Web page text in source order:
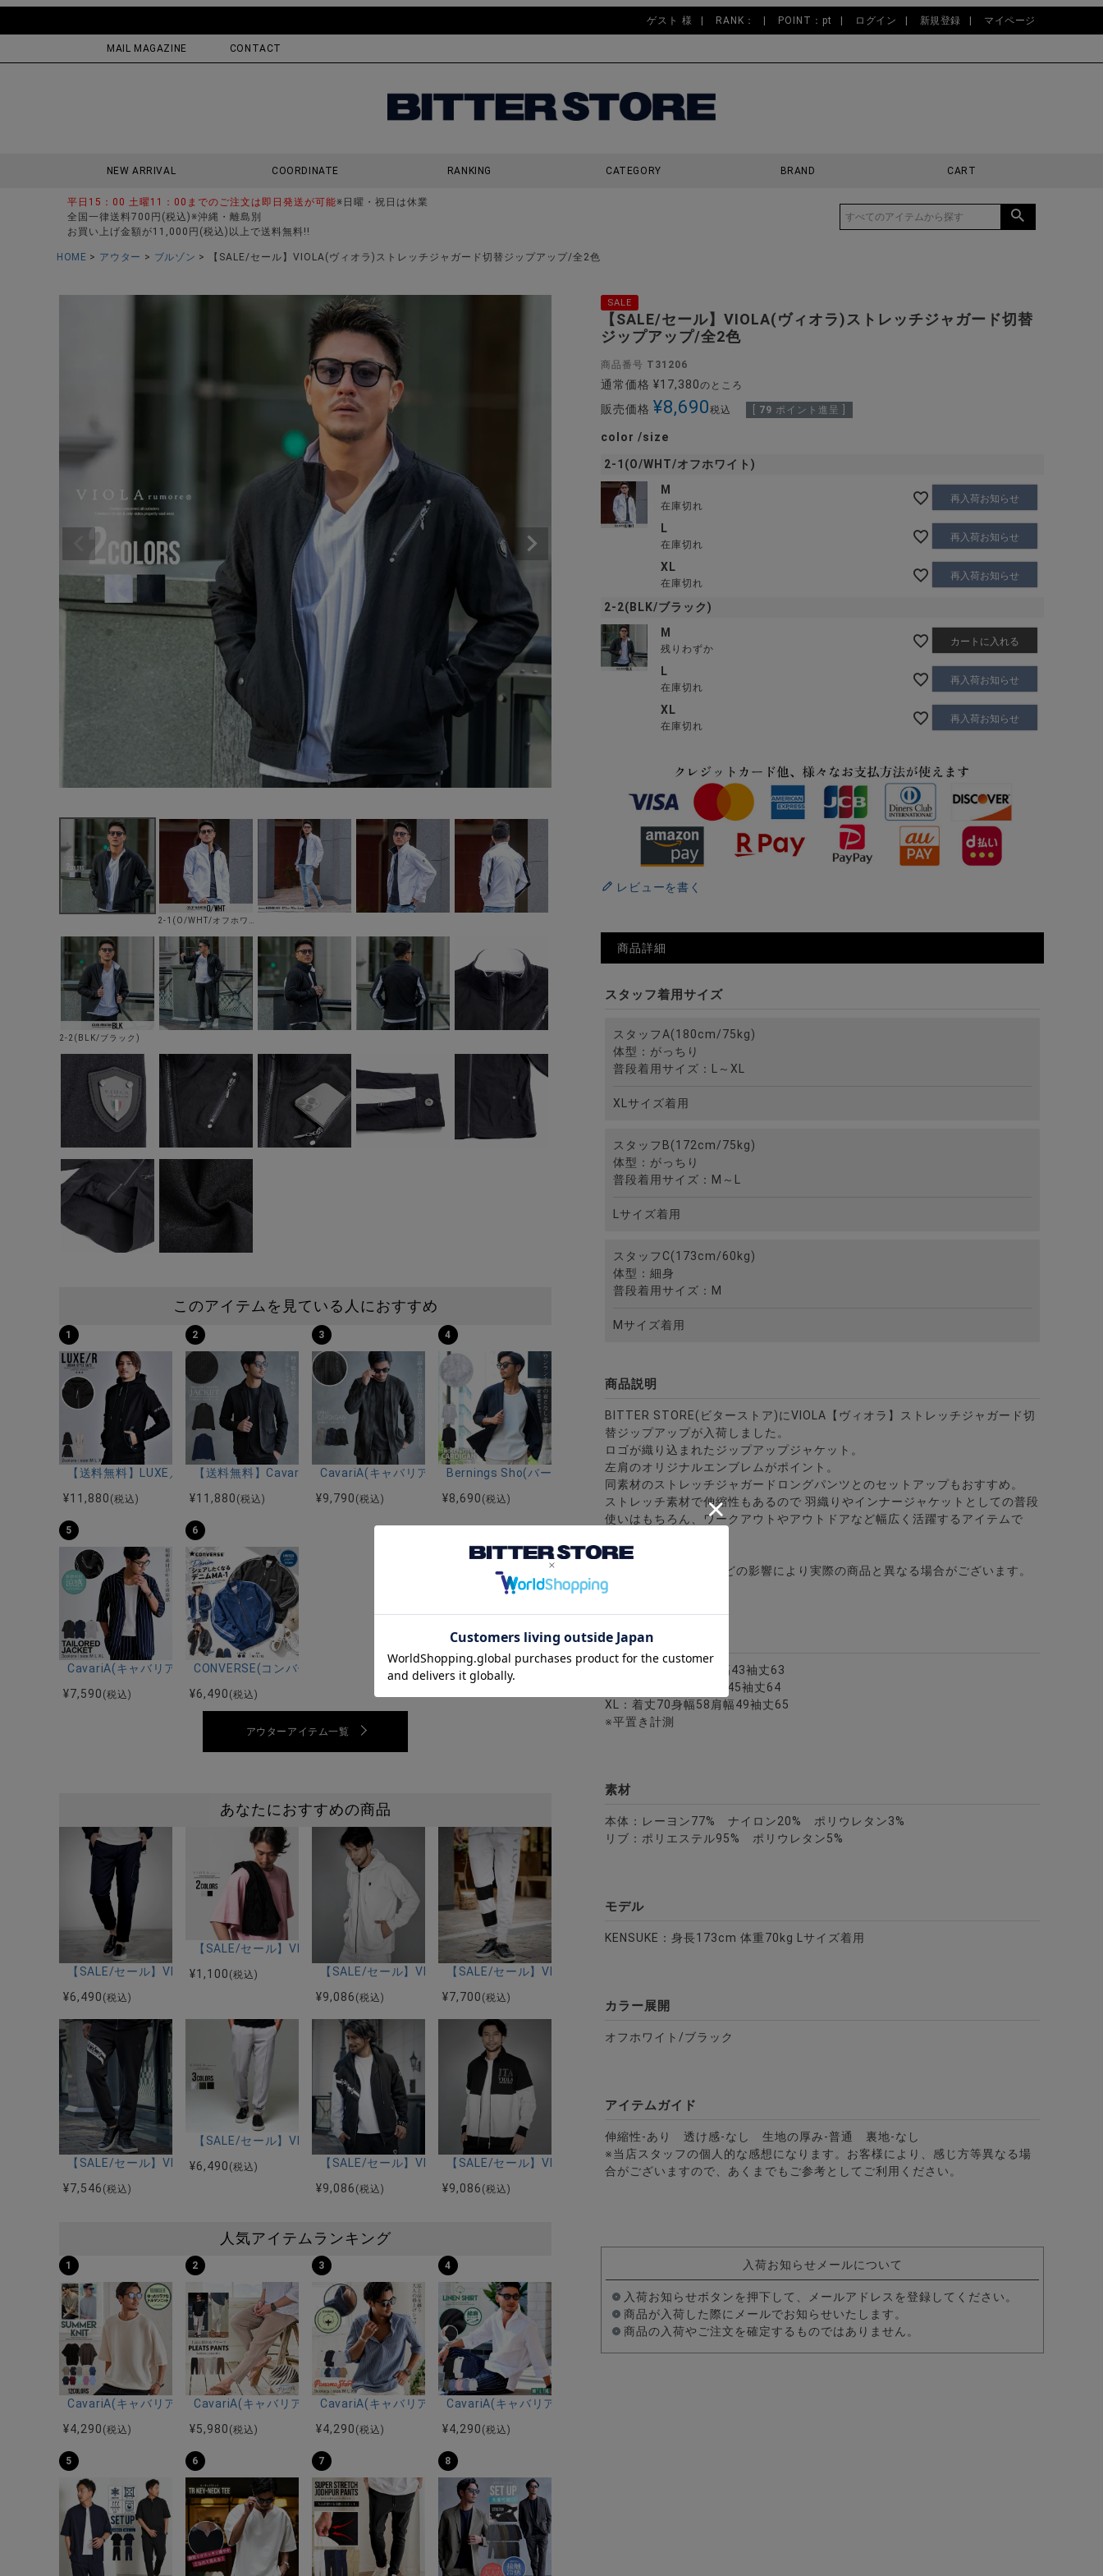
ゲスト 様 RANK： POINT：pt ログイン 新規登録 マイページ
MAIL MAGAZINE CONTACT
NEW ARRIVAL COORDINATE RANKING CATEGORY BRAND CART
平日15：00 土曜11：00までのご注文は即日発送が可能※日曜・祝日は休業
全国一律送料700円(税込)※沖縄・離島別
お買い上げ金額が11,000円(税込)以上で送料無料!!
HOME アウター ブルゾン 【SALE/セール】VIOLA(ヴィオラ)ストレッチジャガード切替ジップアップ/全2色
2-1(O/WHT/オフホワイト)
2-2(BLK/ブラック)
このアイテムを見ている人におすすめ
1
【送料無料】LUXE／R(ラグジュ)ストレッチ裏フリースジップパーカー/全2色
¥11,880 (税込)
2
【送料無料】CavariA(キャバリア)千鳥ジャガードテーラードJKT/全2色
¥11,880 (税込)
3
CavariA(キャバリア)汚し加工ケーブルカーディガン/全3色
¥9,790 (税込)
4
Bernings Sho(バーニングショウ)スモーク柄ノーカラー7分袖カーディガン/全2色
¥8,690 (税込)
5
CavariA(キャバリア)楊柳ストライプ7分袖ジャケット/全3色
¥7,590 (税込)
6
CONVERSE(コンバース)デニムリブブルゾン/全2色
¥6,490 (税込)
アウターアイテム一覧
あなたにおすすめの商品
【SALE/セール】VIOLA(ヴィオラ)カーゴロングパンツ/全2色
¥6,490 (税込)
【SALE/セール】VIOLA(ヴィオラ)パイルジャガードフェイスタオル/全2色
¥1,100 (税込)
【SALE/セール】VIOLA(ヴィオラ)総柄ジャガードパーカー/全2色
¥9,086 (税込)
【SALE/セール】VIOLA(ヴィオラ)スーパーストレッチロングパンツ/全3色
¥7,700 (税込)
【SALE/セール】VIOLA(ヴィオラ)ストレッチリップルロングパンツ/全3色
¥7,546 (税込)
【SALE/セール】VIOLA(ヴィオラ)ジョガーパンツ/全3色
¥6,490 (税込)
【SALE/セール】VIOLA(ヴィオラ)ストレッチリップルフルジップ長袖パーカー/全2色
¥9,086 (税込)
【SALE/セール】VIOLA(ヴィオラ)切替配色フルZIP UP/全3色
¥9,086 (税込)
人気アイテムランキング
1
CavariA(キャバリア)12Gミラノリブクルーネックドルマンハーフスリーブニット/全12色
¥4,290 (税込)
2
CavariA(キャバリア)プリーツ加工イージーロングパンツ/全5色
¥5,980 (税込)
3
CavariA(キャバリア)パナマ織り7分袖カプリシャツ/全9色
¥4,290 (税込)
4
CavariA(キャバリア)コットンリネンホリゾンタルカラー7分袖カプリシャツ/全8色
¥4,290 (税込)
5 6 7 8
SALE
【SALE/セール】VIOLA(ヴィオラ)ストレッチジャガード切替
ジップアップ/全2色
商品番号 T31206
通常価格 ¥17,380のところ
販売価格 ¥8,690税込 79 ポイント進呈 ]
color size
2-1(O/WHT/オフホワイト)
M
在庫切れ
再入荷お知らせ
L
在庫切れ
再入荷お知らせ
XL
在庫切れ
再入荷お知らせ
2-2(BLK/ブラック)
M
残りわずか
カートに入れる
L
在庫切れ
再入荷お知らせ
XL
在庫切れ
再入荷お知らせ
レビューを書く
商品詳細
スタッフ着用サイズ
スタッフA(180cm/75kg)
体型：がっちり
普段着用サイズ：L～XL
XLサイズ着用
スタッフB(172cm/75kg)
体型：がっちり
普段着用サイズ：M～L
Lサイズ着用
スタッフC(173cm/60kg)
体型：細身
普段着用サイズ：M
Mサイズ着用
商品説明
BITTER STORE(ビターストア)にVIOLA【ヴィオラ】ストレッチジャガード切
替ジップアップが入荷しました。
ロゴが織り込まれたジップアップジャケット。
左肩のオリジナルエンブレムがポイント。
同素材のストレッチジャガードロングパンツとのセットアップもおすすめ。
ストレッチ素材で伸縮性もあるので 羽織りやインナージャケットとしての普段
使いはもちろん、ワークアウトやアウトドアなど幅広く活躍するアイテムで
※モデル画像は照明などの影響により実際の商品と異なる場合がございます。
サイズ(cm)
M：着丈63身幅49肩幅43袖丈63
L：着丈65身幅50肩幅45袖丈64
XL：着丈70身幅58肩幅49袖丈65
※平置き計測
素材
本体：レーヨン77% ナイロン20% ポリウレタン3%
リブ：ポリエステル95% ポリウレタン5%
モデル
KENSUKE：身長173cm 体重70kg Lサイズ着用
カラー展開
オフホワイト/ブラック
アイテムガイド
伸縮性-あり 透け感-なし 生地の厚み-普通 裏地-なし
※当店スタッフの個人的な感想になります。お客様により、感じ方等異なる場
合がございますので、あくまでもご参考としてご利用ください。
入荷お知らせメールについて
入荷お知らせボタンを押下して、メールアドレスを登録してください。
商品が入荷した際にメールでお知らせいたします。
商品の入荷やご注文を確定するものではありません。